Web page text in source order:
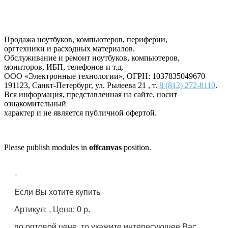
Продажа ноутбуков, компьютеров, периферии,
оргтехники и расходных материалов.
Обслуживание и ремонт ноутбуков, компьютеров,
мониторов, ИБП, телефонов и т.д.
ООО «Электронные технологии», ОГРН: 1037835049670
191123, Санкт-Петербург, ул. Рылеева 21 , т. 8 (812) 272-8110.
Вся информация, представленная на сайте, носит
ознакомительный
характер и не является публичной офертой.
Please publish modules in offcanvas position.
×
Если Вы хотите купить
Артикул: , Цена: 0 р.